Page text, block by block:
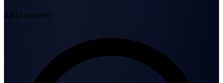
4.8 (4 omtaler) ·